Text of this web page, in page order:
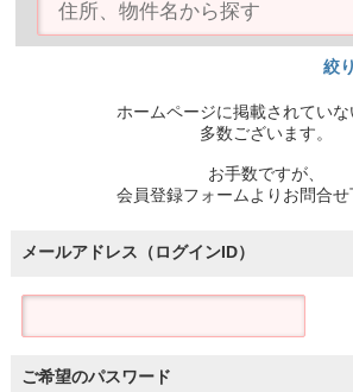
絞
ホームページに掲載されていな
多数ございます。
お手数ですが、
会員登録フォームよりお問合せ
メールアドレス（ログインID）
ご希望のパスワード